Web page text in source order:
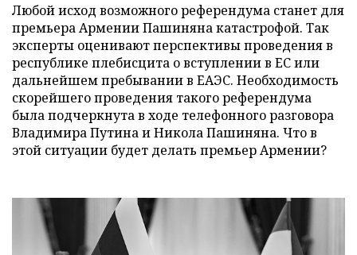
Любой исход возможного референдума станет для
премьера Армении Пашиняна катастрофой. Так
эксперты оценивают перспективы проведения в
республике плебисцита о вступлении в ЕС или
дальнейшем пребывании в ЕАЭС. Необходимость
скорейшего проведения такого референдума
была подчеркнута в ходе телефонного разговора
Владимира Путина и Никола Пашиняна. Что в
этой ситуации будет делать премьер Армении?